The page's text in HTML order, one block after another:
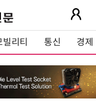
빌리티 통신 경제